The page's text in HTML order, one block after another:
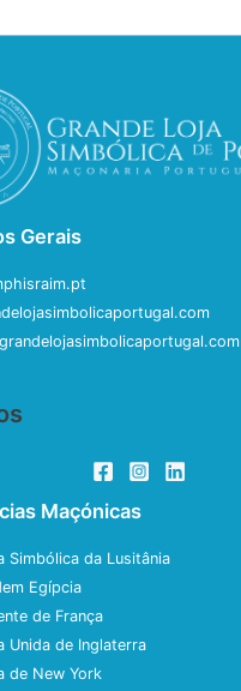
Gerais
Maçónicas
Simbólica da Lusitânia
Egípcia
de França
Unida de Inglaterra
de New York